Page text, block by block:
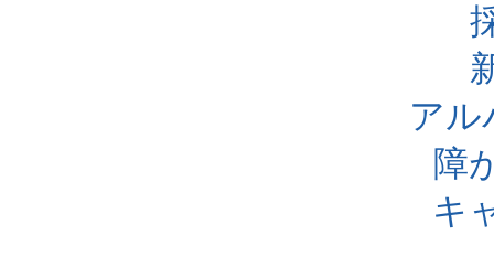
アル
障
キ